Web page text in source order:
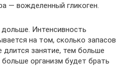
— вожделенный гликоген.
Интенсивность
на том, сколько запасов
длится занятие, тем больше
больше организм будет брать